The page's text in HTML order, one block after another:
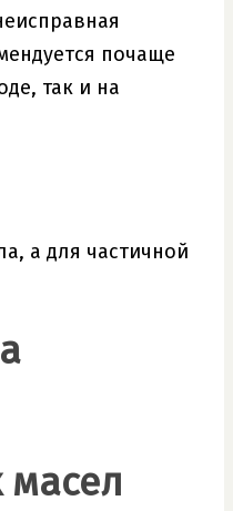
почаще
так и на
а для частичной
масел